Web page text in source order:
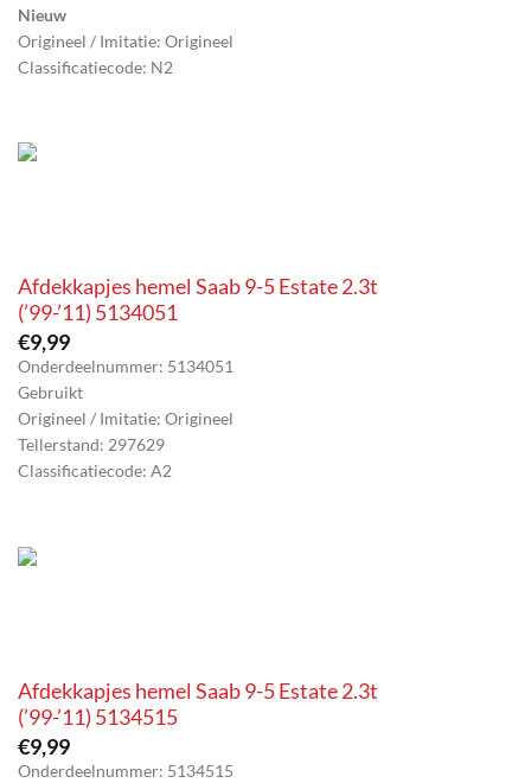
Nieuw
Origineel / Imitatie: Origineel
Classificatiecode: N2
Afdekkapjes hemel Saab 9-5 Estate 2.3t
(’99-’11) 5134051
€9,99
Onderdeelnummer: 5134051
Gebruikt
Origineel / Imitatie: Origineel
Tellerstand: 297629
Classificatiecode: A2
Afdekkapjes hemel Saab 9-5 Estate 2.3t
(’99-’11) 5134515
€9,99
Onderdeelnummer: 5134515